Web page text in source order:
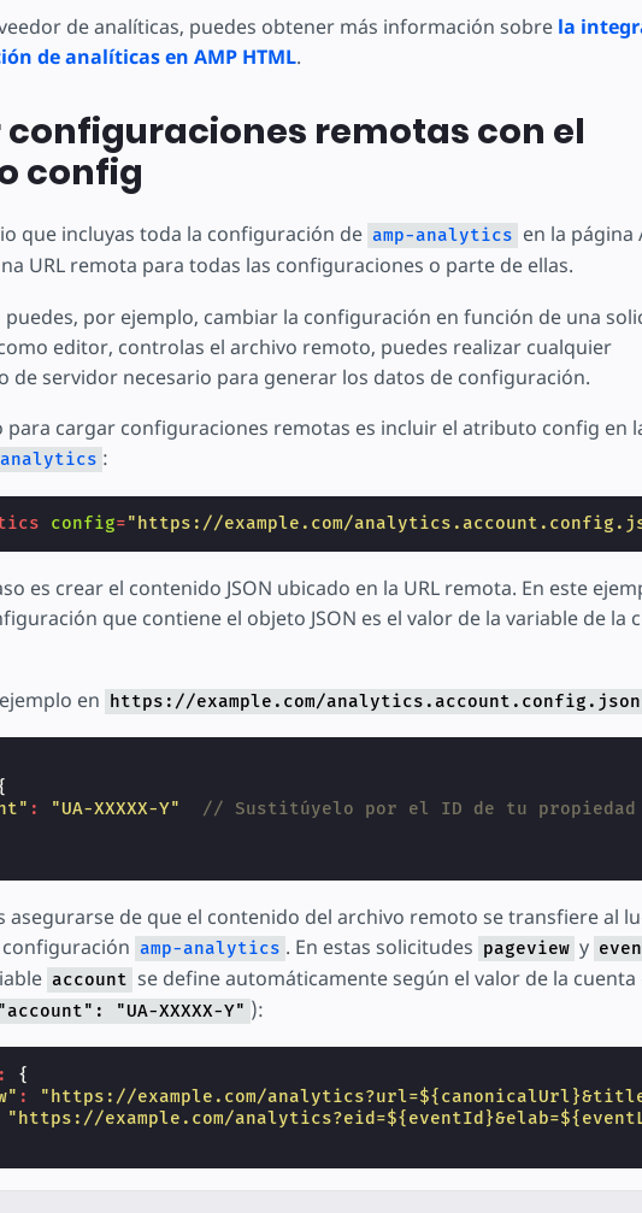
de analíticas, puedes obtener más información sobre la
de analíticas en AMP HTML.
remotas con el
config
que incluyas toda la configuración de amp-analytics en la página
URL remota para todas las configuraciones o parte de ellas.
puedes, por ejemplo, cambiar la configuración en función de una
editor, controlas el archivo remoto, puedes realizar cualquier
de servidor necesario para generar los datos de configuración.
para cargar configuraciones remotas es incluir el atributo config en
analytics :
config="https://example.com/
es crear el contenido JSON ubicado en la URL remota. En este
que contiene el objeto JSON es el valor de la variable de la
en
https://example.com/analytics.account.config.json
: "UA-XXXXX-Y"
// Sustitúyelo por el ID de tu propiedad
asegurarse de que el contenido del archivo remoto se transfiere al
amp-analytics . En estas solicitudes pageview y
account se define automáticamente según el valor de la cuenta
"account": "UA-XXXXX-Y" ):
:
{
: "https://example.com/
"https://example.com/